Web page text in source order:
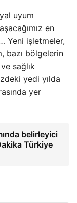
uyum
en
Yeni işletmeler,
bazı bölgelerin
sağlık
yedi yılda
yer
belirleyici
Türkiye